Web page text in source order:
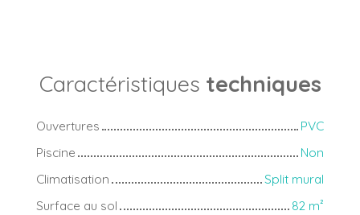
Caractéristiques techniques
Ouvertures
PVC
Piscine
Non
Climatisation
Split mural
Surface au sol
82 m²